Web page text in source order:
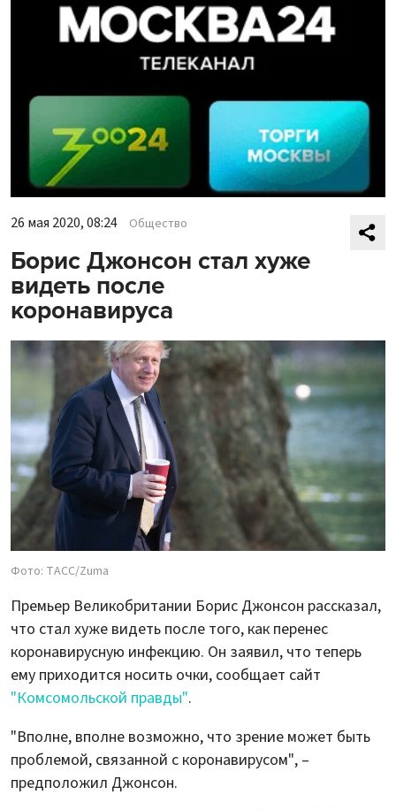
26 мая 2020, 08:24 Общество
Борис Джонсон стал хуже
видеть после
коронавируса
Фото: ТАСС/Zuma
Премьер Великобритании Борис Джонсон рассказал,
что стал хуже видеть после того, как перенес
коронавирусную инфекцию. Он заявил, что теперь
ему приходится носить очки, сообщает сайт
"Комсомольской правды".
"Вполне, вполне возможно, что зрение может быть
проблемой, связанной с коронавирусом", –
предположил Джонсон.